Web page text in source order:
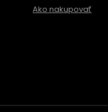
Ako nakupovať